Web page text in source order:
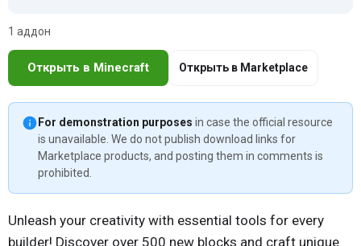
1 аддон
Открыть в Minecraft Открыть в Marketplace
For demonstration purposes in case the official resource
is unavailable. We do not publish download links for
Marketplace products, and posting them in comments is
prohibited.
Unleash your creativity with essential tools for every
builder! Discover over 500 new blocks and craft unique